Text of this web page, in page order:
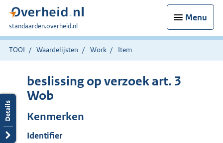
Menu
U
bent
hier:
standaarden.overheid.nl
TOOI Waardelijsten Work Item
beslissing op verzoek art. 3
Wob
Kenmerken
Identifier